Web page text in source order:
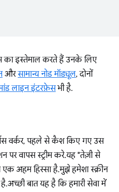
का इस्तेमाल करते हैं उनके लिए
औरसामान्य नोड मॉड्यूल, दोनों
लाइन इंटरफ़ेसभी है.
वर्कर, पहले से कैश किए गए उस
वापस स्ट्रीम करे. यह "तेज़ी से
अहम हिस्सा है. मुझे हमेशा स्क्रीन
अच्छी बात यह है कि हमारी सेवा में